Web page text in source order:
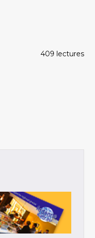
409 lectures